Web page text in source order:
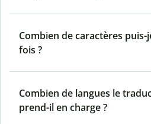
Combien de caractères
fois ?
Combien de langues le
prend-il en charge ?